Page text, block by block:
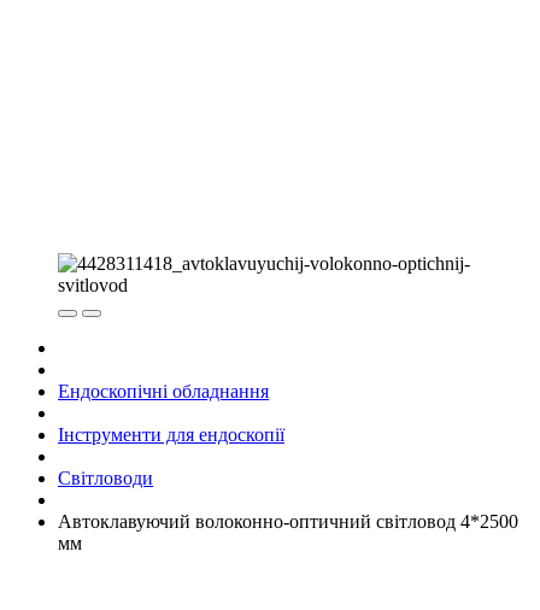
Ендоскопічні обладнання
Інструменти для ендоскопії
Світловоди
Автоклавуючий волоконно-оптичний світловод 4*2500
мм